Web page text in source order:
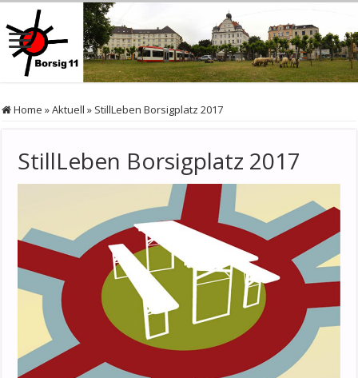
Home »Aktuell » StillLeben Borsigplatz 2017
StillLeben Borsigplatz 2017